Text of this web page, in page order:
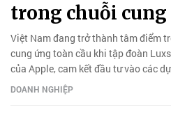
trong chuỗi cung
Việt Nam đang trở thành tâm điểm
cung ứng toàn cầu khi tập đoàn
của Apple, cam kết đầu tư vào các
DOANH NGHIỆP